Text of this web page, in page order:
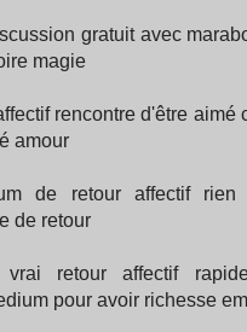
gratuit avec
magie
rencontre d'être aimé
amour
de retour affectif rien
de retour
vrai retour affectif
pour avoir richesse